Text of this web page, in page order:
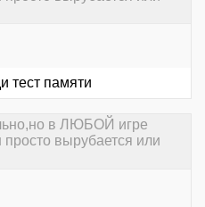
тест памяти
в ЛЮБОЙ игре
вырубается или